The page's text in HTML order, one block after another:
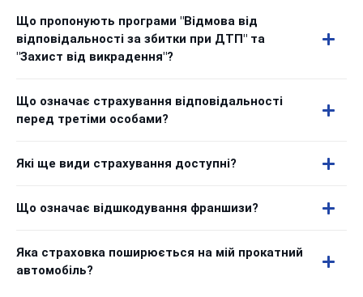
Що пропонують програми "Відмова від
відповідальності за збитки при ДТП" та
"Захист від викрадення"?
Що означає страхування відповідальності
перед третіми особами?
Які ще види страхування доступні?
Що означає відшкодування франшизи?
Яка страховка поширюється на мій прокатний
автомобіль?